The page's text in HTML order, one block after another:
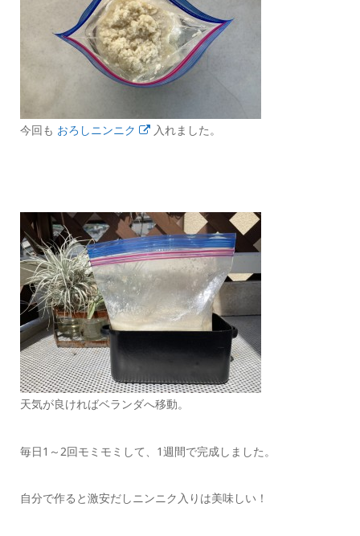
今回も おろしニンニク 入れました。
天気が良ければベランダへ移動。
毎日1～2回モミモミして、1週間で完成しました。
自分で作ると激安だしニンニク入りは美味しい！